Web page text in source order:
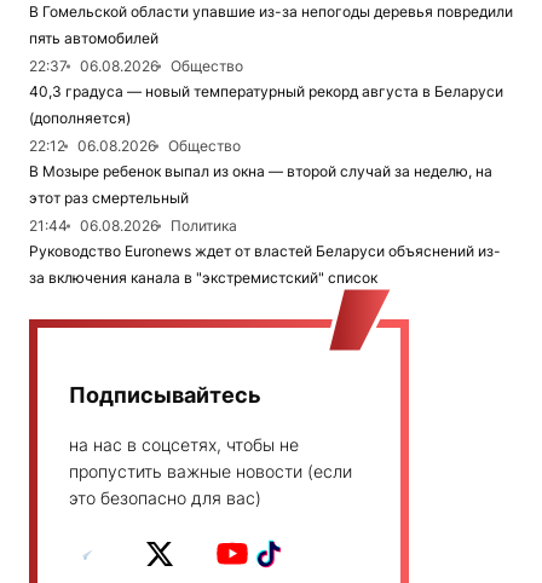
В Гомельской области упавшие из-за непогоды деревья повредили
пять автомобилей
22:37
06.08.2026
Общество
40,3 градуса — новый температурный рекорд августа в Беларуси
(дополняется)
22:12
06.08.2026
Общество
В Мозыре ребенок выпал из окна — второй случай за неделю, на
этот раз смертельный
21:44
06.08.2026
Политика
Руководство Euronews ждет от властей Беларуси объяснений из-
за включения канала в "экстремистский" список
Подписывайтесь
на нас в соцсетях, чтобы не
пропустить важные новости (если
это безопасно для вас)